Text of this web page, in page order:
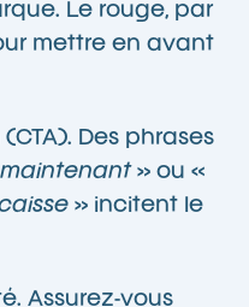
Le rouge, par
mettre en avant
Des phrases
maintenant» ou «
» incitent le
Assurez-vous